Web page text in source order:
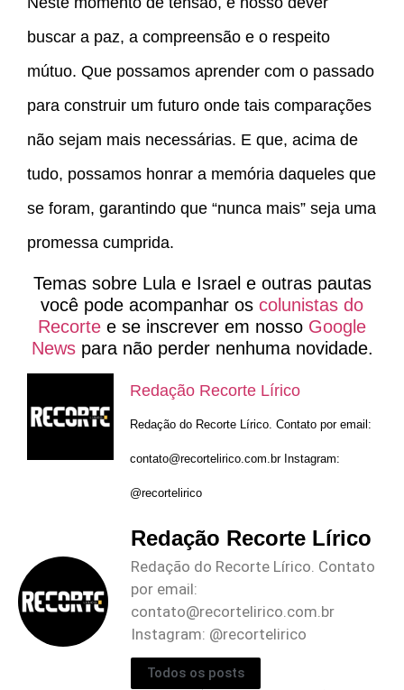
buscar a paz, a compreensão e o respeito
mútuo. Que possamos aprender com o passado
para construir um futuro onde tais comparações
não sejam mais necessárias. E que, acima de
tudo, possamos honrar a memória daqueles que
se foram, garantindo que “nunca mais” seja uma
promessa cumprida.
Temas sobre Lula e Israel e outras pautas
você pode acompanhar os colunistas do
Recorte e se inscrever em nosso Google
Newspara não perder nenhuma novidade.
Redação Recorte Lírico
Redação do Recorte Lírico. Contato por email:
contato@recortelirico.com.brInstagram:
@recortelirico
Redação Recorte Lírico
Redação do Recorte Lírico. Contato
por email:
contato@recortelirico.com.br
Instagram: @recortelirico
Todos os posts